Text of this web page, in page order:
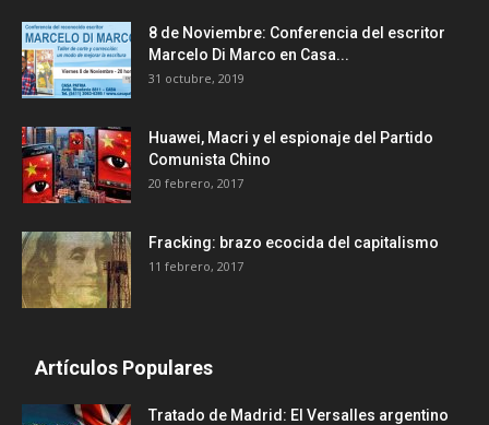
8 de Noviembre: Conferencia del escritor
Marcelo Di Marco en Casa...
31 octubre, 2019
Huawei, Macri y el espionaje del Partido
Comunista Chino
20 febrero, 2017
Fracking: brazo ecocida del capitalismo
11 febrero, 2017
Artículos Populares
Tratado de Madrid: El Versalles argentino